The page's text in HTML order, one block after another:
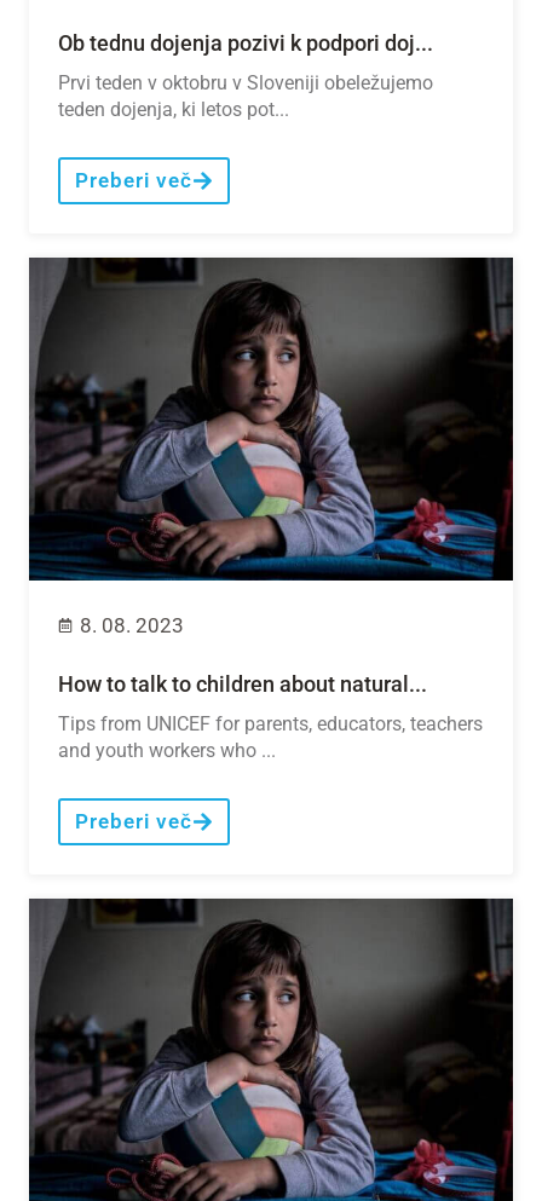
Ob tednu dojenja pozivi k podpori doj...
Prvi teden v oktobru v Sloveniji obeležujemo
teden dojenja, ki letos pot...
Preberi več
8. 08. 2023
How to talk to children about natural...
Tips from UNICEF for parents, educators, teachers
and youth workers who ...
Preberi več